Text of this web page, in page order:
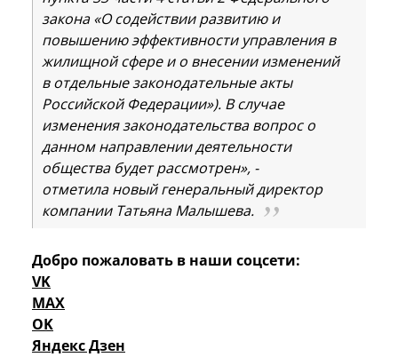
закона «О содействии развитию и
повышению эффективности управления в
жилищной сфере и о внесении изменений
в отдельные законодательные акты
Российской Федерации»). В случае
изменения законодательства вопрос о
данном направлении деятельности
общества будет рассмотрен», -
отметила новый генеральный директор
компании Татьяна Малышева.
Добро пожаловать в наши соцсети:
VK
MAX
OK
Яндекс Дзен